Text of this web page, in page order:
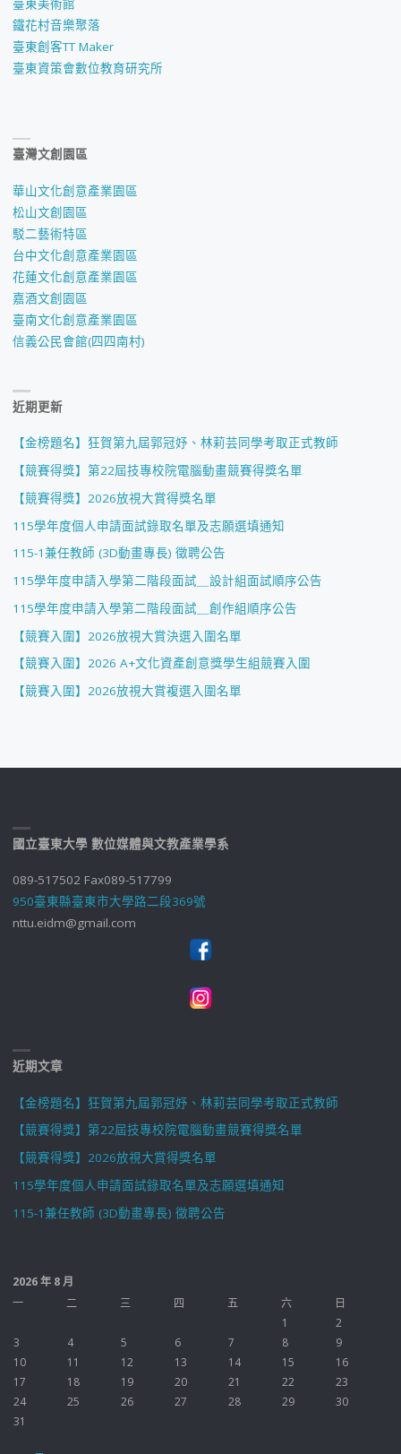
鐵花村音樂聚落
臺東創客TT Maker
臺東資策會數位教育研究所
臺灣文創園區
華山文化創意產業園區
松山文創園區
駁二藝術特區
台中文化創意產業園區
花蓮文化創意產業園區
嘉酒文創園區
臺南文化創意產業園區
信義公民會館(四四南村)
近期更新
【金榜題名】狂賀第九屆郭冠妤、林莉芸同學考取正式教師
【競賽得獎】第22屆技專校院電腦動畫競賽得獎名單
【競賽得獎】2026放視大賞得獎名單
115學年度個人申請面試錄取名單及志願選填通知
115-1兼任教師 (3D動畫專長) 徵聘公告
115學年度申請入學第二階段面試＿設計組面試順序公告
115學年度申請入學第二階段面試＿創作組順序公告
【競賽入圍】2026放視大賞決選入圍名單
【競賽入圍】2026 A+文化資產創意獎學生組競賽入圍
【競賽入圍】2026放視大賞複選入圍名單
國立臺東大學 數位媒體與文教產業學系
089-517502 Fax089-517799
950臺東縣臺東市大學路二段369號
nttu.eidm@gmail.com
近期文章
【金榜題名】狂賀第九屆郭冠妤、林莉芸同學考取正式教師
【競賽得獎】第22屆技專校院電腦動畫競賽得獎名單
【競賽得獎】2026放視大賞得獎名單
115學年度個人申請面試錄取名單及志願選填通知
115-1兼任教師 (3D動畫專長) 徵聘公告
2026 年 8 月
一
二 三 四 五 六
日
1
2
3
4 5 6 7 8
9
10
11 12 13 14 15
16
17
18 19 20 21 22
23
24
25 26 27 28 29
30
31